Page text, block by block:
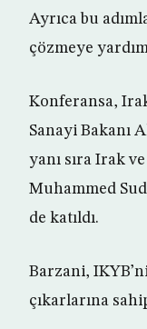
Ayrıca bu
çözmeye
Konferansa,
Sanayi Bakanı
yanı sıra Irak
Muhammed
de katıldı.
Barzani,
çıkarlarına